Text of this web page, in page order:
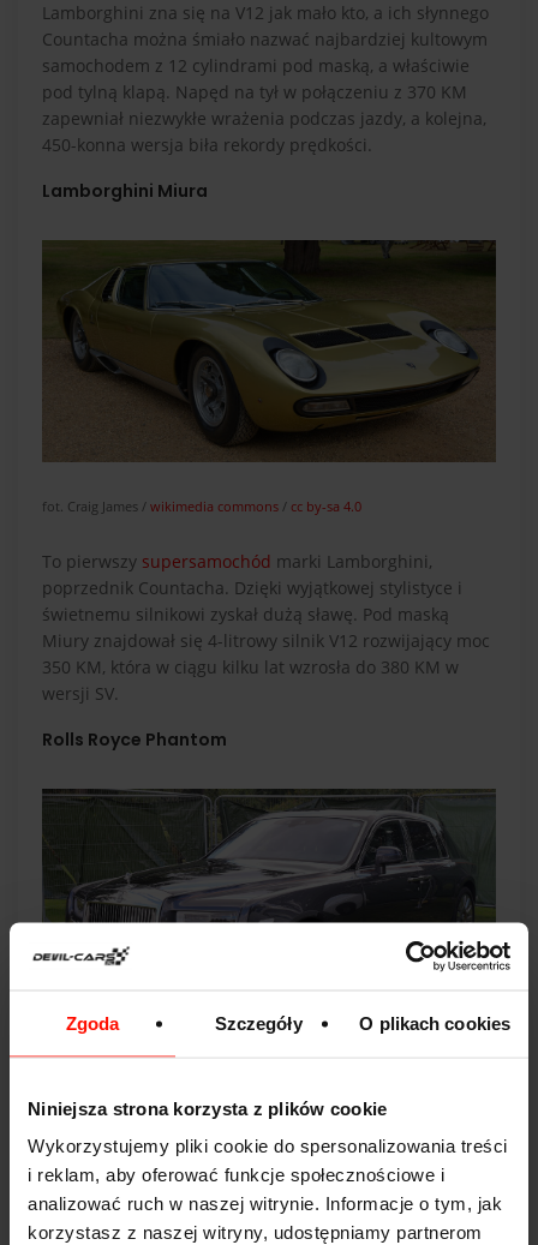
Zgoda Szczegóły O plikach cookies
Niniejsza strona korzysta z plików cookie
Wykorzystujemy pliki cookie do spersonalizowania treści
i reklam, aby oferować funkcje społecznościowe i
analizować ruch w naszej witrynie. Informacje o tym, jak
korzystasz z naszej witryny, udostępniamy partnerom
Lamborghini zna się na V12 jak mało kto, a ich słynnego
Countacha można śmiało nazwać najbardziej kultowym
samochodem z 12 cylindrami pod maską, a właściwie
pod tylną klapą. Napęd na tył w połączeniu z 370 KM
zapewniał niezwykłe wrażenia podczas jazdy, a kolejna,
450-konna wersja biła rekordy prędkości.
Lamborghini Miura
fot. Craig James / wikimedia commons / cc by-sa 4.0
To pierwszy supersamochód marki Lamborghini,
poprzednik Countacha. Dzięki wyjątkowej stylistyce i
świetnemu silnikowi zyskał dużą sławę. Pod maską
Miury znajdował się 4-litrowy silnik V12 rozwijający moc
350 KM, która w ciągu kilku lat wzrosła do 380 KM w
wersji SV.
Rolls Royce Phantom
Jeśli w motoryzacji istnieje światowy symbol luksusu i
bogactwa, to jest nim z pewnością Rolls-Royce Phantom.
Aksamitny silnik V12 w połączeniu z najbardziej
komfortowym i luksusowym wnętrzem świata sprawiają,